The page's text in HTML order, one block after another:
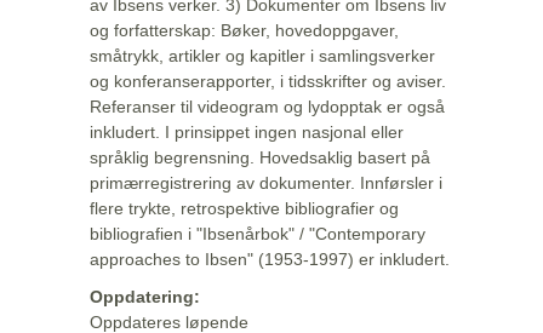
av Ibsens verker. 3) Dokumenter om Ibsens liv
og forfatterskap: Bøker, hovedoppgaver,
småtrykk, artikler og kapitler i samlingsverker
og konferanserapporter, i tidsskrifter og aviser.
Referanser til videogram og lydopptak er også
inkludert. I prinsippet ingen nasjonal eller
språklig begrensning. Hovedsaklig basert på
primærregistrering av dokumenter. Innførsler i
flere trykte, retrospektive bibliografier og
bibliografien i "Ibsenårbok" / "Contemporary
approaches to Ibsen" (1953-1997) er inkludert.
Oppdatering:
Oppdateres løpende